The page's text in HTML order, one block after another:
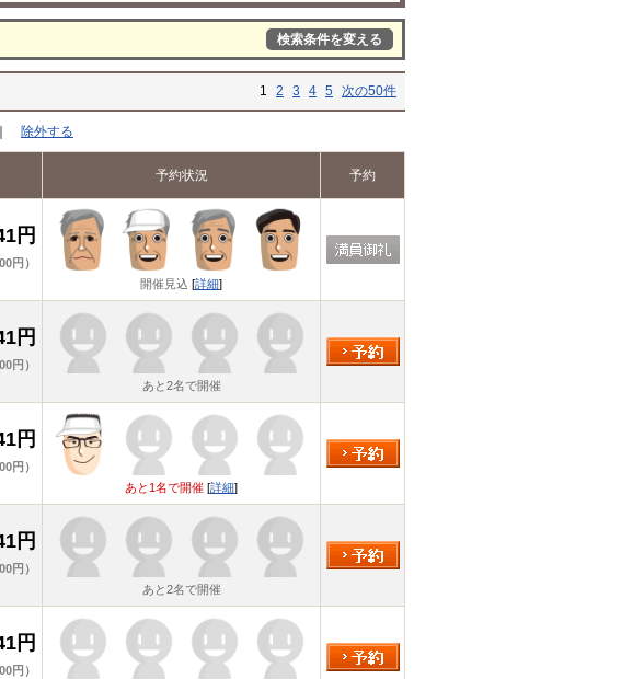
検索条件を変える
1 2 3 4 5 次の50件
除外する
予約状況 予約
円
円）
開催見込 [詳細]
円
円）
あと2名で開催
円
円）
あと1名で開催 [詳細]
円
円）
あと2名で開催
円
円）